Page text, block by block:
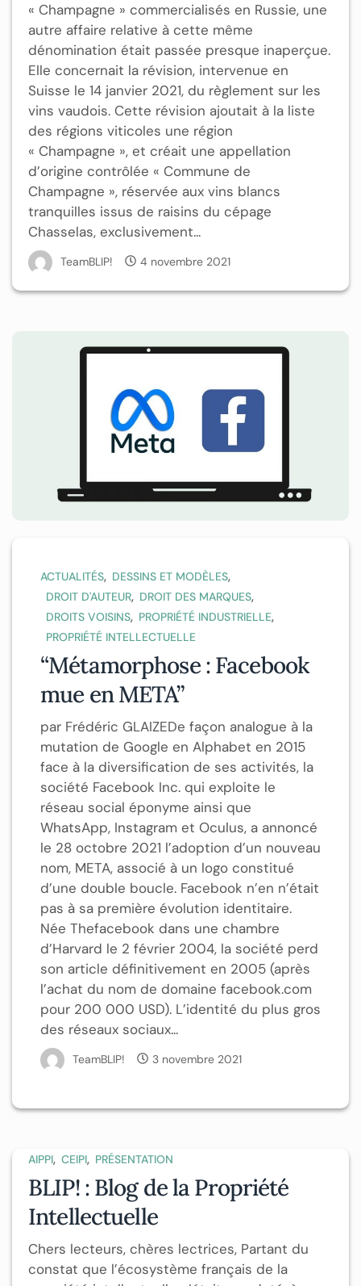
« Champagne » commercialisés en Russie, une
autre affaire relative à cette même
dénomination était passée presque inaperçue.
Elle concernait la révision, intervenue en
Suisse le 14 janvier 2021, du règlement sur les
vins vaudois. Cette révision ajoutait à la liste
des régions viticoles une région
« Champagne », et créait une appellation
d’origine contrôlée « Commune de
Champagne », réservée aux vins blancs
tranquilles issus de raisins du cépage
Chasselas, exclusivement...
TeamBLIP! 4 novembre 2021
ACTUALITÉS, DESSINS ET MODÈLES,
DROIT D'AUTEUR, DROIT DES MARQUES,
DROITS VOISINS, PROPRIÉTÉ INDUSTRIELLE,
PROPRIÉTÉ INTELLECTUELLE
“Métamorphose : Facebook
mue en META”
par Frédéric GLAIZEDe façon analogue à la
mutation de Google en Alphabet en 2015
face à la diversification de ses activités, la
société Facebook Inc. qui exploite le
réseau social éponyme ainsi que
WhatsApp, Instagram et Oculus, a annoncé
le 28 octobre 2021 l’adoption d’un nouveau
nom, META, associé à un logo constitué
d’une double boucle. Facebook n’en n’était
pas à sa première évolution identitaire.
Née Thefacebook dans une chambre
d’Harvard le 2 février 2004, la société perd
son article définitivement en 2005 (après
l’achat du nom de domaine facebook.com
pour 200 000 USD). L’identité du plus gros
des réseaux sociaux...
TeamBLIP! 3 novembre 2021
AIPPI, CEIPI, PRÉSENTATION
BLIP! : Blog de la Propriété
Intellectuelle
Chers lecteurs, chères lectrices, Partant du
constat que l’écosystème français de la